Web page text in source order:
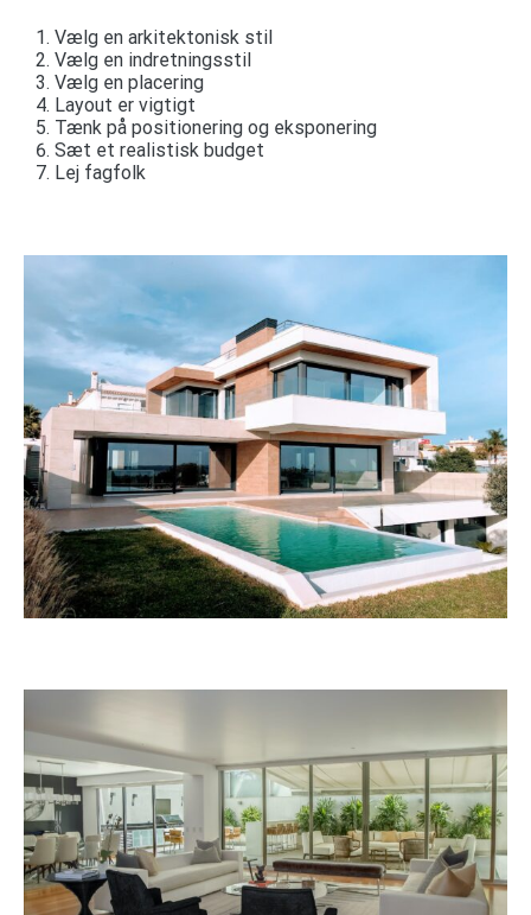
Vælg en arkitektonisk stil
Vælg en indretningsstil
Vælg en placering
Layout er vigtigt
Tænk på positionering og eksponering
Sæt et realistisk budget
Lej fagfolk